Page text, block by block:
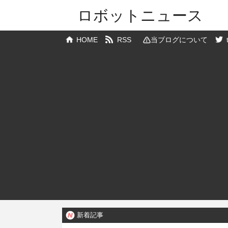
ロボットニュース
HOME RSS 当ブログについて
新着記事